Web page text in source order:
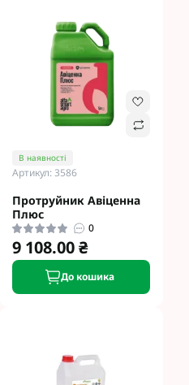
В наявності
Артикул: 3586
Протруйник Авіценна
Плюс
0
9 108.00 ₴
До кошика